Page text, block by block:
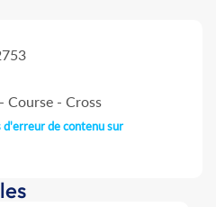
- Cross
d'erreur de contenu sur